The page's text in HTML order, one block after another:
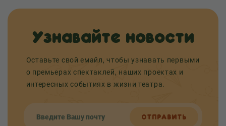
Узнавайте новости
Оставьте свой емайл, чтобы узнавать первыми
о премьерах спектаклей, наших проектах и
интересных событиях в жизни театра.
ОТПРАВИТЬ